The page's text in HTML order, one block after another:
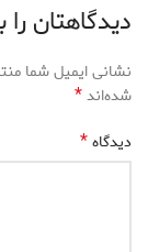
دیدگاهتان
نشانی ایمیل شما
شده‌اند*
دیدگاه*